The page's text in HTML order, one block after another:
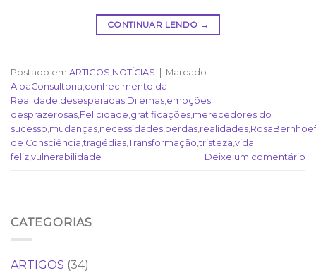
CONTINUAR LENDO →
Postado em ARTIGOS,NOTÍCIAS
Marcado
AlbaConsultoria,conhecimento da
Realidade,desesperadas,Dilemas,emoções
desprazerosas,Felicidade,gratificações,merecedores do
sucesso,mudanças,necessidades,perdas,realidades,
de Consciência,tragédias,Transformação,tristeza,vida
feliz,vulnerabilidade Deixe um comentário
CATEGORIAS
ARTIGOS (34)